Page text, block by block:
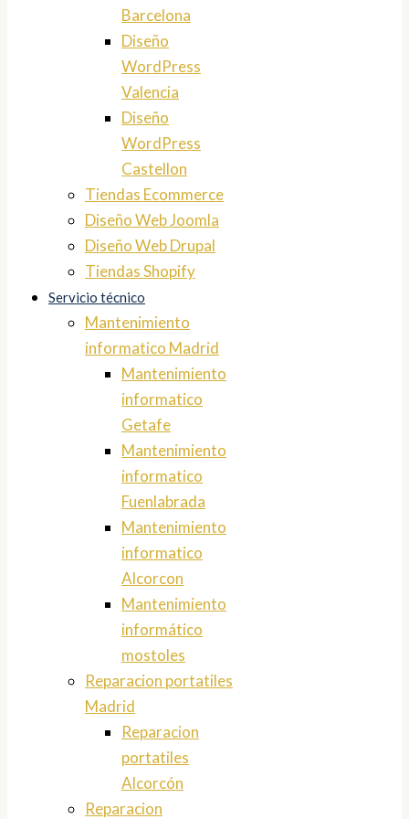
Barcelona
Diseño
WordPress
Valencia
Diseño
WordPress
Castellon
Tiendas Ecommerce
Diseño Web Joomla
Diseño Web Drupal
Tiendas Shopify
Servicio técnico
Mantenimiento
informatico Madrid
Mantenimiento
informatico
Getafe
Mantenimiento
informatico
Fuenlabrada
Mantenimiento
informatico
Alcorcon
Mantenimiento
informático
mostoles
Reparacion portatiles
Madrid
Reparacion
portatiles
Alcorcón
Reparacion